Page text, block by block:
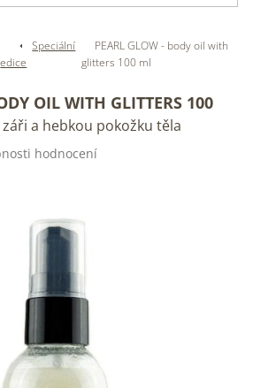
Speciální
edice
PEARL GLOW - body oil with
glitters 100 ml
OIL WITH GLITTERS 100
a hebkou pokožku těla
hodnocení